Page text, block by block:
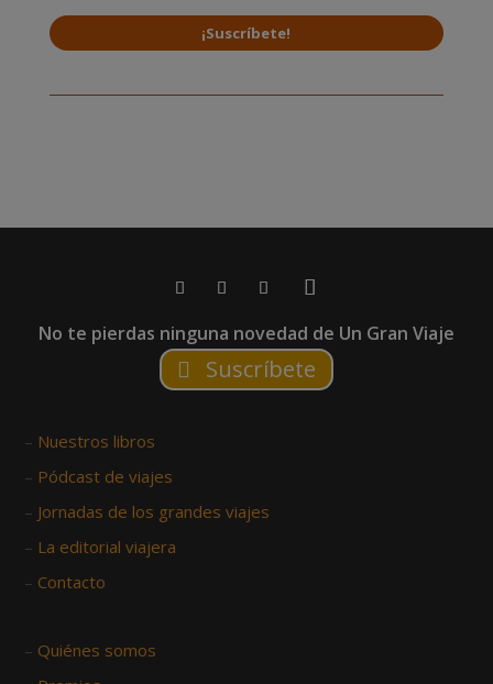
¡Suscríbete!
No te pierdas ninguna novedad de Un Gran Viaje
Suscríbete
– Nuestros libros
– Pódcast de viajes
– Jornadas de los grandes viajes
– La editorial viajera
– Contacto
– Quiénes somos